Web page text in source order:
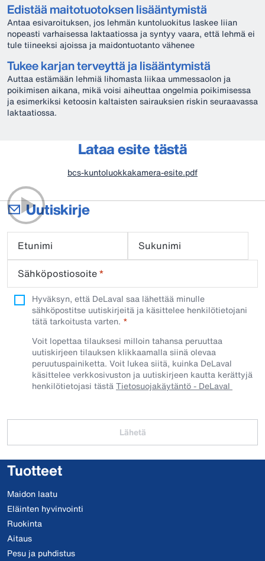
Edistää maitotuotoksen lisääntymistä
Antaa esivaroituksen, jos lehmän kuntoluokitus laskee liian
nopeasti varhaisessa laktaatiossa ja syntyy vaara, että lehmä ei
tule tiineeksi ajoissa ja maidontuotanto vähenee
Tukee karjan terveyttä ja lisääntymistä
Auttaa estämään lehmiä lihomasta liikaa ummessaolon ja
poikimisen aikana, mikä voisi aiheuttaa ongelmia poikimisessa
ja esimerkiksi ketoosin kaltaisten sairauksien riskin seuraavassa
laktaatiossa.
Lataa esite tästä
bcs-kuntoluokkakamera-esite.pdf
Uutiskirje
Etunimi
Sukunimi
Sähköpostiosoite*
Hyväksyn, että DeLaval saa lähettää minulle
sähköpostitse uutiskirjeitä ja käsittelee henkilötietojani
tätä tarkoitusta varten.
Voit lopettaa tilauksesi milloin tahansa peruuttaa
uutiskirjeen tilauksen klikkaamalla siinä olevaa
peruutuspainiketta. Voit lukea siitä, kuinka DeLaval
käsittelee verkkosivuston ja uutiskirjeen kautta kerättyjä
henkilötietojasi tästäTietosuojakäytäntö - DeLaval
Lähetä
Tuotteet
Maidon laatu
Eläinten hyvinvointi
Ruokinta
Aitaus
Pesu ja puhdistus